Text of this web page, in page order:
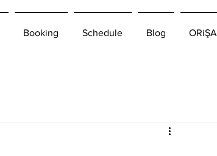
Booking Schedule Blog ORiŞA